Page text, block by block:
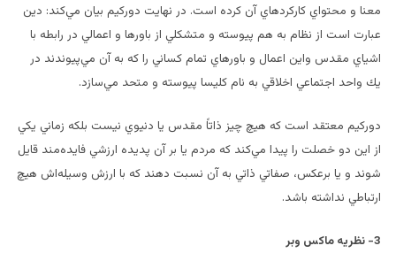
معنا و محتواي كاركردهاي آن كرده است. در نهايت دوركيم بيان مي‌كند: دين
عبارت است از نظام به هم پيوسته و متشكلي از باورها و اعمالي در رابطه با
اشياي مقدس واين اعمال و باورهاي تمام كساني را كه به آن مي‌پيوندند در
يك واحد اجتماعي اخلاقي به نام كليسا پيوسته و متحد مي‌سازد.
دوركيم معتقد است كه هيچ چيز ذاتاً مقدس يا دنيوي نيست بلكه زماني يكي
از اين دو خصلت را پيدا مي‌كند كه مردم يا بر آن پديده ارزشي فايده‌مند قايل
شوند و يا برعكس، صفاتي ذاتي به آن نسبت دهند كه با ارزش وسيله‌اش هيچ
ارتباطي نداشته باشد.
3- نظريه ماكس وبر